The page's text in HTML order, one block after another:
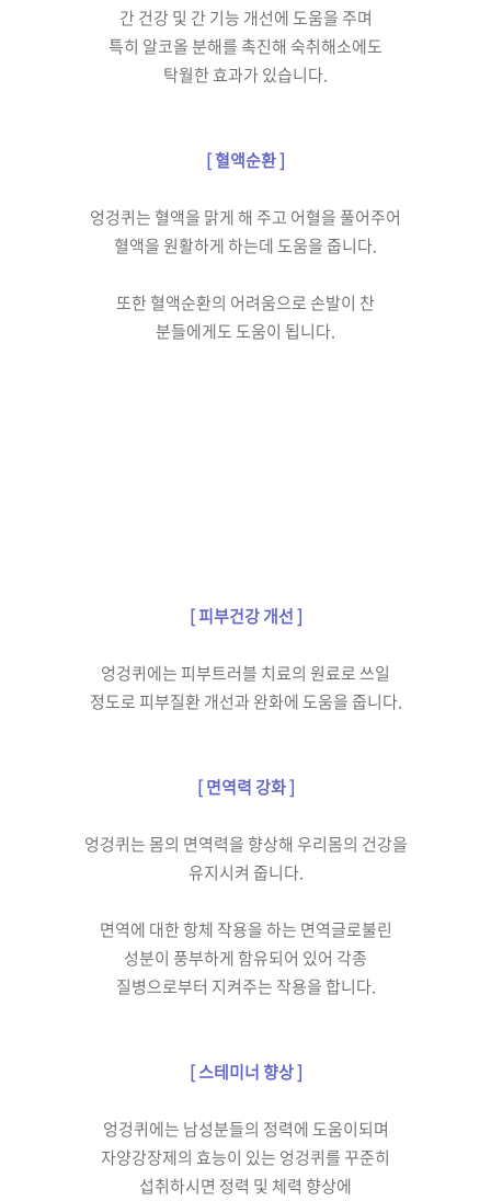
간 건강 및 간 기능 개선에도움을 주며
특히 알코올 분해를촉진해 숙취해소에도
탁월한 효과가 있습니다.
[ 혈액순환 ]
엉겅퀴는 혈액을 맑게 해 주고 어혈을 풀어주어
혈액을원활하게 하는데 도움을 줍니다.
또한 혈액순환의 어려움으로손발이 찬
분들에게도도움이 됩니다.
[ 피부건강 개선 ]
엉겅퀴에는 피부트러블 치료의 원료로 쓰일
정도로 피부질환 개선과 완화에 도움을 줍니다.
[ 면역력 강화 ]
엉겅퀴는 몸의 면역력을 향상해 우리몸의 건강을
유지시켜 줍니다.
면역에 대한 항체 작용을 하는 면역글로불린
성분이 풍부하게 함유되어 있어 각종
질병으로부터 지켜주는 작용을 합니다.
[ 스테미너 향상 ]
엉겅퀴에는 남성분들의 정력에 도움이되며
자양강장제의 효능이 있는 엉겅퀴를 꾸준히
섭취하시면 정력 및 체력 향상에